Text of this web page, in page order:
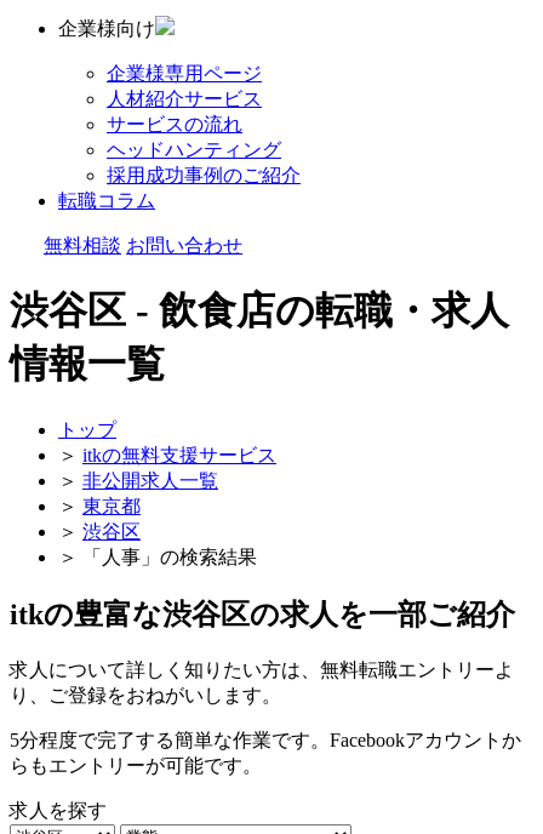
企業様向け
企業様専用ページ
人材紹介サービス
サービスの流れ
ヘッドハンティング
採用成功事例のご紹介
転職コラム
無料相談 お問い合わせ
渋谷区 - 飲食店の転職・求人
情報一覧
トップ
＞ itkの無料支援サービス
＞ 非公開求人一覧
＞ 東京都
＞ 渋谷区
＞
「人事」の検索結果
itkの豊富な渋谷区の求人を一部ご紹介
求人について詳しく知りたい方は、無料転職エントリーよ
り、ご登録をおねがいします。
5分程度で完了する簡単な作業です。Facebookアカウントか
らもエントリーが可能です。
求人を探す